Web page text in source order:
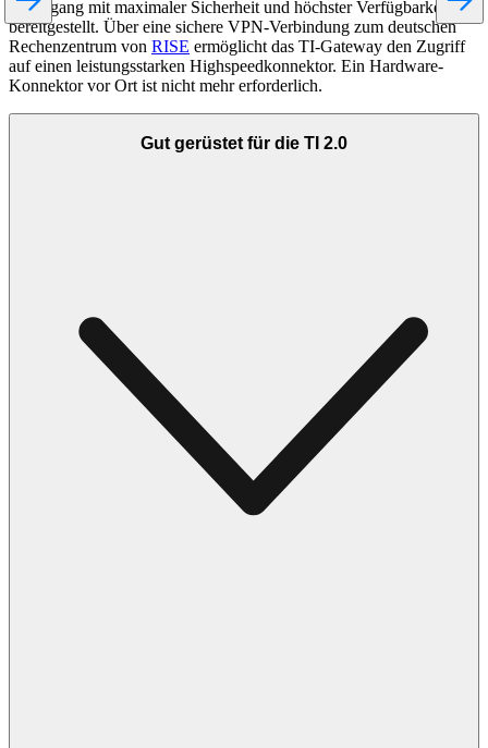
TI-Zugang mit maximaler Sicherheit und höchster Verfügbarkeit
bereitgestellt. Über eine sichere VPN-Verbindung zum deutschen
Rechenzentrum von RISE ermöglicht das TI-Gateway den Zugriff
auf einen leistungsstarken Highspeedkonnektor. Ein Hardware-
Konnektor vor Ort ist nicht mehr erforderlich.
Gut gerüstet für die TI 2.0